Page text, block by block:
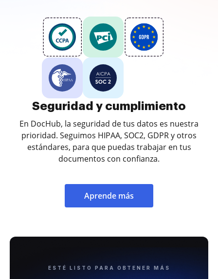
Seguridad y cumplimiento
En DocHub, la seguridad de tus datos es nuestra
prioridad. Seguimos HIPAA, SOC2, GDPR y otros
estándares, para que puedas trabajar en tus
documentos con confianza.
Aprende más
ESTÉ LISTO PARA OBTENER MÁS